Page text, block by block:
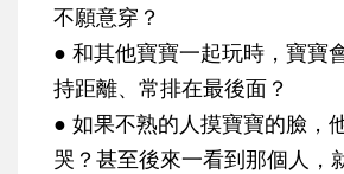
不願意穿？
● 和其他寶寶一起玩時，寶寶
持距離、常排在最後面？
● 如果不熟的人摸寶寶的臉，
哭？甚至後來一看到那個人，